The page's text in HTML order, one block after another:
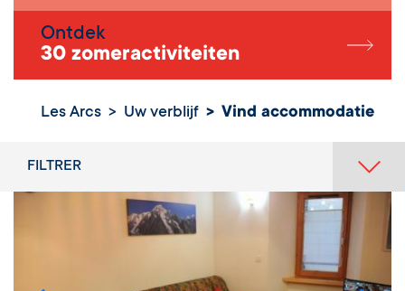
Ontdek
30 zomeractiviteiten
Les Arcs Uw verblijf Vind accommodatie
Vind
FILTRER